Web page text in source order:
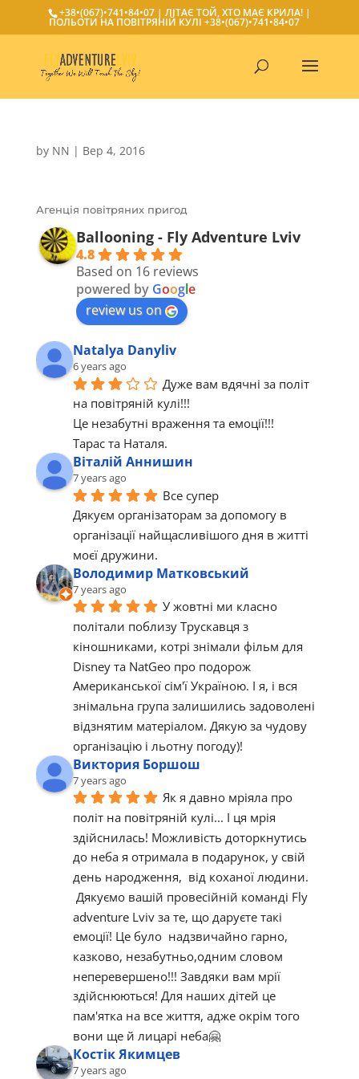
+38•(067)•741•84•07| ЛІТАЄ ТОЙ, ХТО МАЄ КРИЛА! |
ПОЛЬОТИ НА ПОВІТРЯНІЙ КУЛІ +38•(067)•741•84•07
by NN | Вер 4, 2016
Агенція повітряних пригод
Ballooning - Fly Adventure Lviv
4.8
Based on 16 reviews
powered by Google
review us on
Natalya Danyliv
6 years ago
Дуже вам вдячні за політ
на повітряній кулі!!!
Це незабутні враження та емоції!!!
Тарас та Наталя.
Віталій Аннишин
7 years ago
Все супер
Дякуєм організаторам за допомогу в
організації найщасливішого дня в житті
моєї дружини.
Володимир Матковський
7 years ago
У жовтні ми класно
політали поблизу Трускавця з
кіношниками, котрі знімали фільм для
Disney та NatGeo про подорож
Американської сім'ї Україною. І я, і вся
знімальна група залишились задоволені
відзнятим матеріалом. Дякую за чудову
організацію і льотну погоду)!
Виктория Боршош
7 years ago
Як я давно мріяла про
політ на повітряній кулі... І ця мрія
здійснилась! Можливість доторкнутись
до неба я отримала в подарунок, у свій
день народження,  від коханої людини.
adventure Lviv за те, що даруєте такі
емоції! Це було  надзвичайно гарно,
казково, незабутньо,одним словом
неперевершено!!! Завдяки вам мрії
здійснюються! Для наших дітей це
пам'ятка на все життя, адже окрім того
вони ще й лицарі неба🤗
Костік Якимцев
7 years ago